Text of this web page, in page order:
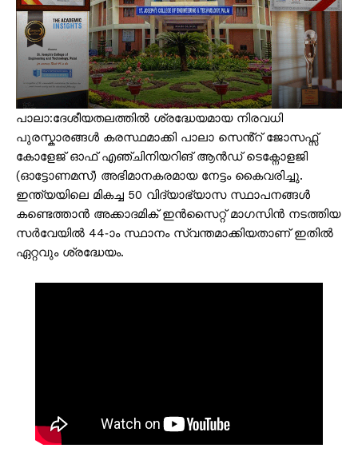
പാലാ:ദേശീയതലത്തിൽ ശ്രദ്ധേയമായ നിരവധി
പുരസ്കാരങ്ങൾ കരസ്ഥമാക്കി പാലാ സെൻ്റ് ജോസഫ്സ്
കോളേജ് ഓഫ് എഞ്ചിനിയറിങ് ആൻഡ് ടെക്നോളജി
(ഓട്ടോണമസ്) അഭിമാനകരമായ നേട്ടം കൈവരിച്ചു.
ഇന്ത്യയിലെ മികച്ച 50 വിദ്യാഭ്യാസ സ്ഥാപനങ്ങൾ
കണ്ടെത്താൻ അക്കാദമിക് ഇൻസൈറ്റ് മാഗസിൻ നടത്തിയ
സർവേയിൽ 44-ാം സ്ഥാനം സ്വന്തമാക്കിയതാണ് ഇതിൽ
ഏറ്റവും ശ്രദ്ധേയം.